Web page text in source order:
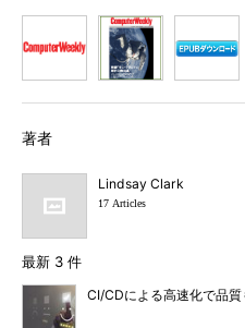
著者
Lindsay Clark
17 Articles
最新 3 件
CI/CDによる高速化で品